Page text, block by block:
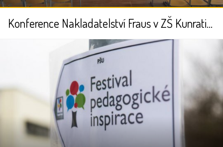
Konference Nakladatelství Fraus v ZŠ Kunratice